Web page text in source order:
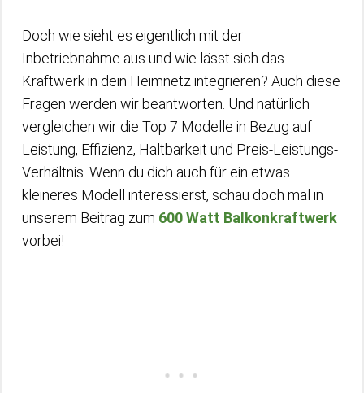
Doch wie sieht es eigentlich mit der
Inbetriebnahme aus und wie lässt sich das
Kraftwerk in dein Heimnetz integrieren? Auch diese
Fragen werden wir beantworten. Und natürlich
vergleichen wir die Top 7 Modelle in Bezug auf
Leistung, Effizienz, Haltbarkeit und Preis-Leistungs-
Verhältnis. Wenn du dich auch für ein etwas
kleineres Modell interessierst, schau doch mal in
unserem Beitrag zum 600 Watt Balkonkraftwerk
vorbei!